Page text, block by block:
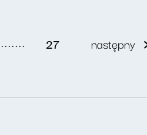
27 następny